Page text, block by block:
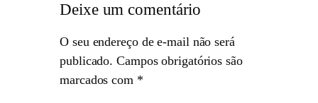
Deixe um comentário
O seu endereço de e-mail não será
publicado. Campos obrigatórios são
marcados com *